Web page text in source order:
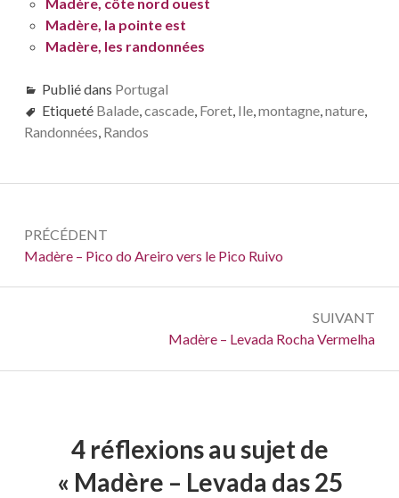
Madère, la pointe est
Madère, les randonnées
Publié dans Portugal
Etiqueté Balade,cascade, Foret, Ile,montagne,nature,
Randonnées, Randos
de
l’article
PRÉCÉDENT
Précédent :
Madère – Pico do Areiro vers le Pico Ruivo
SUIVANT
Suivant :
Madère – Levada Rocha Vermelha
4 réflexions au sujet de
« Madère – Levada das 25